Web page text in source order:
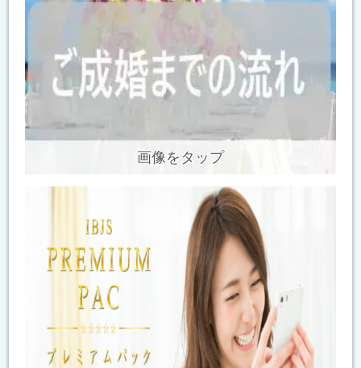
画像をタップ